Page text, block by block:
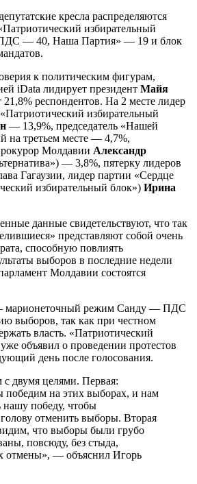
кресла распределяются
избирательный
— 40, Наша Партия» — 19 и блок
к политическим фигурам,
iData лидирует президент Майя
респондентов. На 2 месте лидер
избирательный
— 13,9%, председатель «Нашей
на третьем месте — 4,7%,
Молдавии Александр
— 3,8%, пятерку лидеров
Гагаузии, лидер партии «Сердце
избирательный блок») Ирина
данные свидетельствуют, что так
представляют собой очень
способную повлиять
выборов в последние недели
Молдавии состоятся
марионеточный режим Санду — ПДС
выборов, так как при честном
власть. «Патриотический
объявил о проведении протестов
день после голосования.
двумя целями. Первая:
победим на этих выборах, и нам
победу, чтобы
отменить выборы. Вторая
что выборы были грубо
повсюду, без стыда,
отмены», — объяснил Игорь